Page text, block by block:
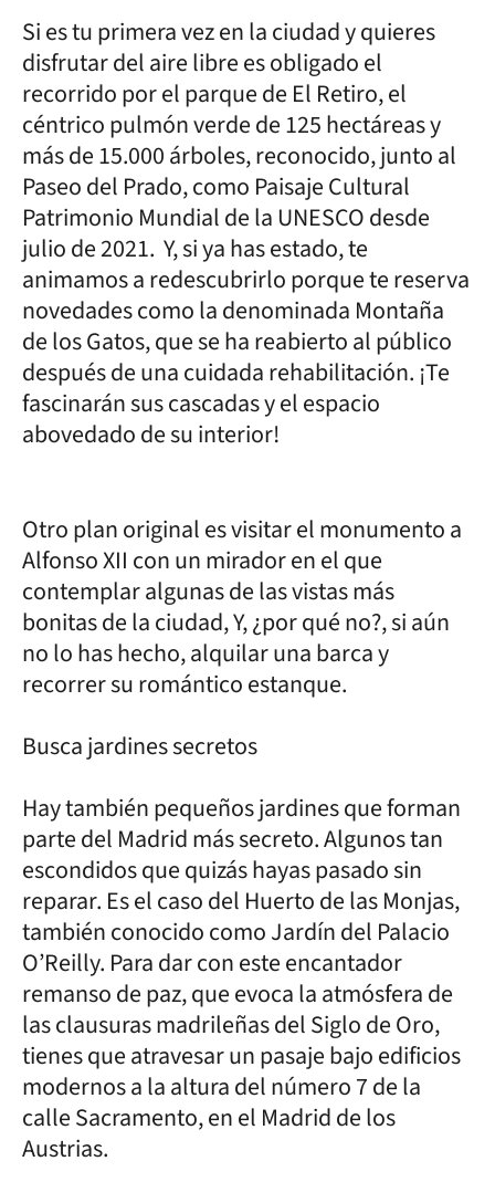
Si es tu primera vez en la ciudad y quieres
disfrutar del aire libre es obligado el
recorrido por el parque de El Retiro, el
céntrico pulmón verde de 125 hectáreas y
más de 15.000 árboles, reconocido, junto al
Paseo del Prado, como Paisaje Cultural
Patrimonio Mundial de la UNESCO desde
julio de 2021. Y, si ya has estado, te
animamos a redescubrirlo porque te reserva
novedades como la denominada Montaña
de los Gatos, que se ha reabierto al público
después de una cuidada rehabilitación. ¡Te
fascinarán sus cascadas y el espacio
abovedado de su interior!
Otro plan original es visitar el monumento a
Alfonso XII con un mirador en el que
contemplar algunas de las vistas más
bonitas de la ciudad, Y, ¿por qué no?, si aún
no lo has hecho, alquilar una barca y
recorrer su romántico estanque.
Busca jardines secretos
Hay también pequeños jardines que forman
parte del Madrid más secreto. Algunos tan
escondidos que quizás hayas pasado sin
reparar. Es el caso del Huerto de las Monjas,
también conocido como Jardín del Palacio
O’Reilly. Para dar con este encantador
remanso de paz, que evoca la atmósfera de
las clausuras madrileñas del Siglo de Oro,
tienes que atravesar un pasaje bajo edificios
modernos a la altura del número 7 de la
calle Sacramento, en el Madrid de los
Austrias.